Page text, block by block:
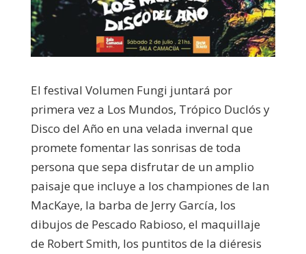
El festival Volumen Fungi juntará por
primera vez a Los Mundos, Trópico Duclós y
Disco del Año en una velada invernal que
promete fomentar las sonrisas de toda
persona que sepa disfrutar de un amplio
paisaje que incluye a los championes de Ian
MacKaye, la barba de Jerry García, los
dibujos de Pescado Rabioso, el maquillaje
de Robert Smith, los puntitos de la diéresis